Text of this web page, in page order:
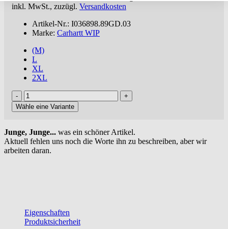
inkl. MwSt., zuzügl. Versandkosten
Artikel-Nr.: I036898.89GD.03
Marke: Carhartt WIP
(M)
L
XL
2XL
Wähle eine Variante
Junge, Junge... was ein schöner Artikel.
Aktuell fehlen uns noch die Worte ihn zu beschreiben, aber wir
arbeiten daran.
Eigenschaften
Produktsicherheit